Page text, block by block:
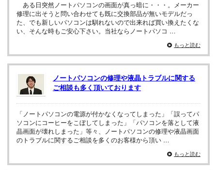
ある日突然ノートパソコンの画面が真っ暗に・・・。メーカー
修理に出そうと問い合わせても既に交換部品が無いモデルだっ
た、でも新しいパソコンは馴れないので出来れば買い換えたくな
い、そんな時もご安心下さい。当社ならノートパソコ …
もっと読む
ノートパソコンの修理や液晶トラブルに関する
ご相談も多く頂いております
「ノートパソコンの電源が付かなくなってしまった」「誤ってパ
ソコンにコーヒーをこぼしてしまった」「パソコンを落として液
晶画面が壊れしまった」等々、ノートパソコンの修理や液晶画面
のトラブルに関するご相談を多くのお客様から頂い …
もっと読む